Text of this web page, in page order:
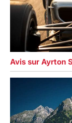
Avis sur Ayrton